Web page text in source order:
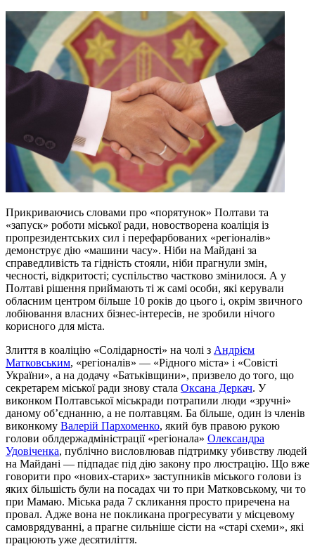
Прикриваючись словами про «порятунок» Полтави та
«запуск» роботи міської ради, новостворена коаліція із
пропрезидентських сил і перефарбованих «регіоналів»
демонструє дію «машини часу». Ніби на Майдані за
справедливість та гідність стояли, ніби прагнули змін,
чесності, відкритості; суспільство частково змінилося. А у
Полтаві рішення приймають ті ж самі особи, які керували
обласним центром більше 10 років до цього і, окрім звичного
лобіювання власних бізнес-інтересів, не зробили нічого
корисного для міста.
Злиття в коаліцію «Солідарності» на чолі з Андрієм
Матковським, «регіоналів» — «Рідного міста» і «Совісті
України», а на додачу «Батьківщини», призвело до того, що
секретарем міської ради знову стала Оксана Деркач. У
виконком Полтавської міськради потрапили люди «зручні»
даному об’єднанню, а не полтавцям. Ба більше, один із членів
виконкому Валерій Пархоменко, який був правою рукою
голови облдержадміністрації «регіонала» Олександра
Удовіченка, публічно висловлював підтримку убивству людей
на Майдані — підпадає під дію закону про люстрацію. Що вже
говорити про «нових-старих» заступників міського голови із
яких більшість були на посадах чи то при Матковському, чи то
при Мамаю. Міська рада 7 скликання просто приречена на
провал. Адже вона не покликана прогресувати у місцевому
самоврядуванні, а прагне сильніше сісти на «старі схеми», які
працюють уже десятиліття.